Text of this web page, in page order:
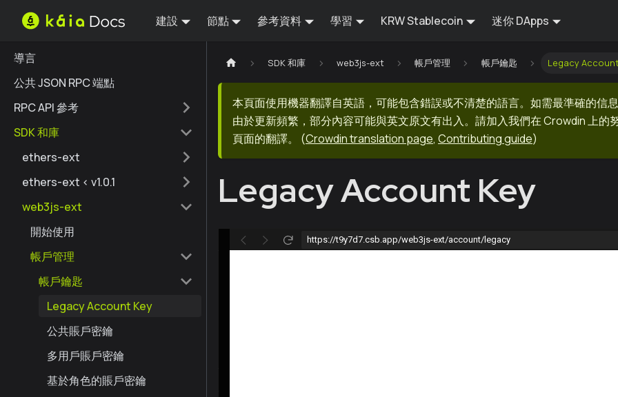
建設 節點 參考資料 學習 KRW Stablecoin 迷你 DApps
導言
公共 JSON RPC 端點
RPC API 參考
SDK 和庫
ethers-ext
ethers-ext < v1.0.1
web3js-ext
開始使用
帳戶管理
帳戶鑰匙
Legacy Account Key
公共賬戶密鑰
多用戶賬戶密鑰
基於角色的賬戶密鑰
SDK 和庫 web3js-ext 帳戶管理 帳戶鑰匙 Legacy
本頁面使用機器翻譯自英語，可能包含錯誤或不清楚的語言。如需最準確的信息
由於更新頻繁，部分內容可能與英文原文有出入。請加入我們在 Crowdin 上的
頁面的翻譯。
(Crowdin translation page, Contributing guide)
Legacy Account Key